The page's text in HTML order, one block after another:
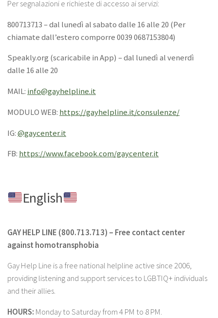
Per segnalazioni e richieste di accesso ai servizi:
800713713 – dal lunedì al sabato dalle 16 alle 20 (Per
chiamate dall’estero comporre 0039 0687153804)
Speakly.org (scaricabile in App) – dal lunedì al venerdì
dalle 16 alle 20
MAIL: info@gayhelpline.it
MODULO WEB: https://gayhelpline.it/consulenze/
IG:@gaycenter.it
FB: https://www.facebook.com/gaycenter.it
English
GAY HELP LINE (800.713.713) – Free contact center
against homotransphobia
Gay Help Line is a free national helpline active since 2006,
providing listening and support services to LGBTIQ+ individuals
and their allies.
HOURS: Monday to Saturday from 4 PM to 8 PM.